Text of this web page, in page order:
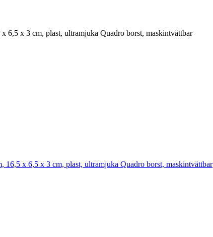
6,5 x 3 cm, plast, ultramjuka Quadro borst, maskintvättbar
16,5 x 6,5 x 3 cm, plast, ultramjuka Quadro borst, maskintvättbar